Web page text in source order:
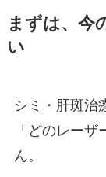
まずは、今
い
シミ・肝斑治
「どのレー
ん。